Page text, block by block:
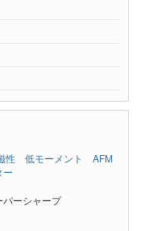
性 低モーメント AFM
パーシャープ